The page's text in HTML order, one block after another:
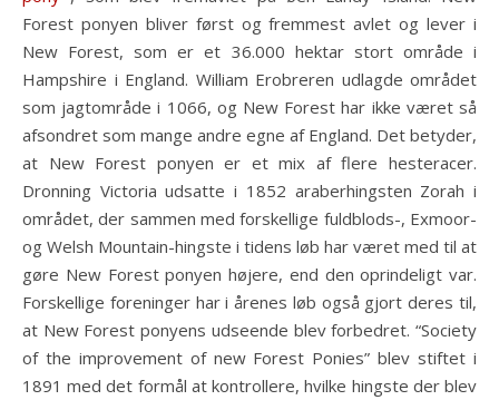
Forest ponyen bliver først og fremmest avlet og lever i
New Forest, som er et 36.000 hektar stort område i
Hampshire i England. William Erobreren udlagde området
som jagtområde i 1066, og New Forest har ikke været så
afsondret som mange andre egne af England. Det betyder,
at New Forest ponyen er et mix af flere hesteracer.
Dronning Victoria udsatte i 1852 araberhingsten Zorah i
området, der sammen med forskellige fuldblods-, Exmoor-
og Welsh Mountain-hingste i tidens løb har været med til at
gøre New Forest ponyen højere, end den oprindeligt var.
Forskellige foreninger har i årenes løb også gjort deres til,
at New Forest ponyens udseende blev forbedret. “Society
of the improvement of new Forest Ponies” blev stiftet i
1891 med det formål at kontrollere, hvilke hingste der blev